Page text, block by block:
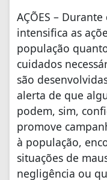
AÇÕES –
intensifica as
população
cuidados
são
alerta de que
podem, sim,
promove
à população,
situações de
negligência ou